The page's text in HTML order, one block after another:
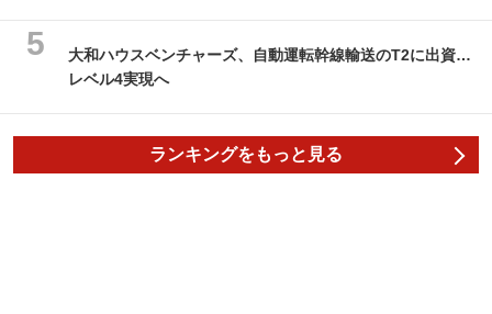
大和ハウスベンチャーズ、自動運転幹線輸送のT2に出資…
レベル4実現へ
ランキングをもっと見る